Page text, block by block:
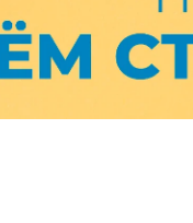
Горячие
Глоссарий